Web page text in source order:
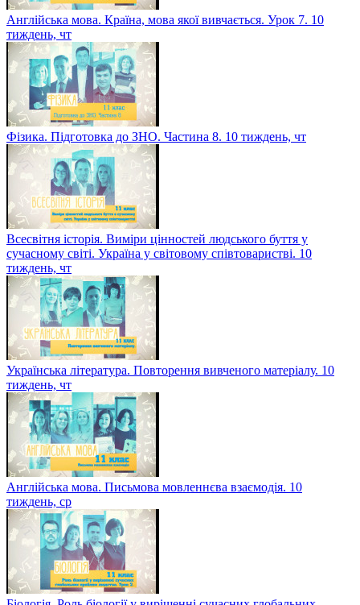
Англійська мова. Країна, мова якої вивчається. Урок 7. 10
тиждень, чт
Фізика. Підготовка до ЗНО. Частина 8. 10 тиждень, чт
Всесвітня історія. Виміри цінностей людського буття у
сучасному світі. Україна у світовому співтоваристві. 10
тиждень, чт
Українська література. Повторення вивченого матеріалу. 10
тиждень, чт
Англійська мова. Письмова мовленнєва взаємодія. 10
тиждень, ср